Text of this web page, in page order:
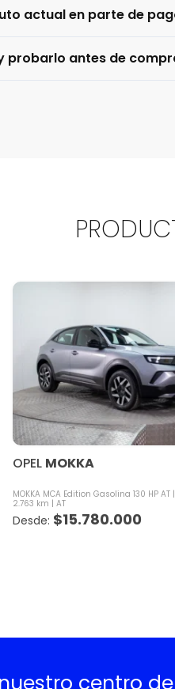
actual en parte de
probarlo antes de
OPEL MOKKA
MOKKA MCA Edition Gasolina 130 HP AT
2.763 km
AT
$15.780.000
centro